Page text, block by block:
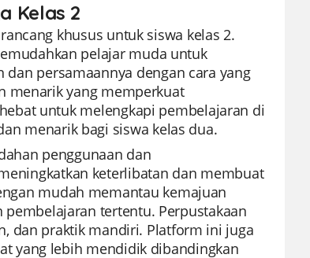
Kelas 2
khusus untuk siswa kelas 2.
pelajar muda untuk
persamaannya dengan cara yang
menarik yang memperkuat
untuk melengkapi pembelajaran di
menarik bagi siswa kelas dua.
penggunaan dan
keterlibatan dan membuat
mudah memantau kemajuan
tertentu. Perpustakaan
dan praktik mandiri. Platform ini juga
yang lebih mendidik dibandingkan